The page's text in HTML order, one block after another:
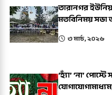
তারানগর
মতবিনিময় সভা
৩ মার্চ, ২০২৬
‘হ্যাঁ’ ‘না’